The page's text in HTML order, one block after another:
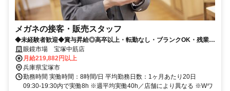
メガネの接客・販売スタッフ
◆未経験者歓迎◆賞与昇給◎高卒以上・転勤なし・ブランクOK・残業少
なめ・業界No1！
眼鏡市場 宝塚中筋店
月給219,882円以上
兵庫県宝塚市
勤務時間 実働時間：8時間/日 平均勤務日数：1ヶ月あたり20日
09:30-19:30内で実働8h ※週平均実働40h／店舗により異なる ※Wワ